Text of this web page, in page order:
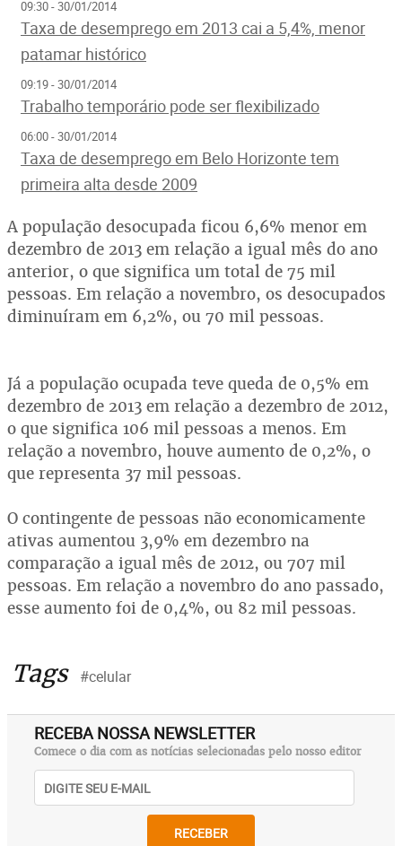
09:30 - 30/01/2014
Taxa de desemprego em 2013 cai a 5,4%, menor
patamar histórico
09:19 - 30/01/2014
Trabalho temporário pode ser flexibilizado
06:00 - 30/01/2014
Taxa de desemprego em Belo Horizonte tem
primeira alta desde 2009
A população desocupada ficou 6,6% menor em
dezembro de 2013 em relação a igual mês do ano
anterior, o que significa um total de 75 mil
pessoas. Em relação a novembro, os desocupados
diminuíram em 6,2%, ou 70 mil pessoas.
Já a população ocupada teve queda de 0,5% em
dezembro de 2013 em relação a dezembro de 2012,
o que significa 106 mil pessoas a menos. Em
relação a novembro, houve aumento de 0,2%, o
que representa 37 mil pessoas.
O contingente de pessoas não economicamente
ativas aumentou 3,9% em dezembro na
comparação a igual mês de 2012, ou 707 mil
pessoas. Em relação a novembro do ano passado,
esse aumento foi de 0,4%, ou 82 mil pessoas.
Tags #celular
RECEBA NOSSA NEWSLETTER
Comece o dia com as notícias selecionadas pelo nosso editor
RECEBER